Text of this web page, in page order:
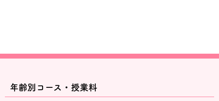
年齢別コース・授業料